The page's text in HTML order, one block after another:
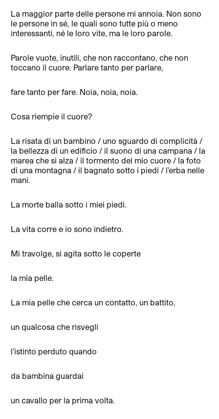
La maggior parte delle persone mi annoia. Non sono
le persone in sé, le quali sono tutte più o meno
interessanti, né le loro vite, ma le loro parole.
Parole vuote, inutili, che non raccontano, che non
toccano il cuore. Parlare tanto per parlare,
fare tanto per fare. Noia, noia, noia.
Cosa riempie il cuore?
La risata di un bambino / uno sguardo di complicità /
la bellezza di un edificio / il suono di una campana / la
marea che si alza / il tormento del mio cuore / la foto
di una montagna / il bagnato sotto i piedi / l’erba nelle
mani.
La morte balla sotto i miei piedi.
La vita corre e io sono indietro.
Mi travolge, si agita sotto le coperte
la mia pelle.
La mia pelle che cerca un contatto, un battito,
un qualcosa che risvegli
l’istinto perduto quando
da bambina guardai
un cavallo per la prima volta.